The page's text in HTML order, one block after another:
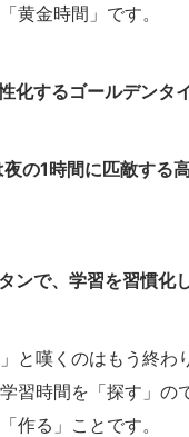
黄金時間」です。
化するゴールデンタ
の1時間に匹敵する
ンで、学習を習慣化
と嘆くのはもう終わ
習時間を「探す」の
作る」ことです。